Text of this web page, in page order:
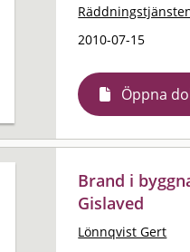
2010-07-15
Öppna
Brand i
Gislaved
Lönnqvist Gert